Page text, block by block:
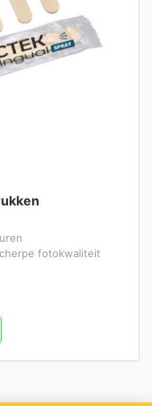
fotokwaliteit